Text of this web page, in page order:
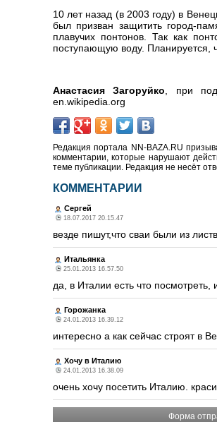
10 лет назад (в 2003 году) в
был призван защитить город-
плавучих понтонов. Так как
поступающую воду. Планируется,
Анастасия Загоруйко, при
en.wikipedia.org
Редакция портала NN-BAZA.RU
комментарии, которые нарушают
теме публикации. Редакция не несёт
КОММЕНТАРИИ
Сергей
18.07.2017 20.15.47
везде пишут,что сваи были из
Итальянка
25.01.2013 16.57.50
да, в Италии есть что посмотреть,
Горожанка
24.01.2013 16.39.12
интересно а как сейчас строят в
Хочу в Италию
24.01.2013 16.38.09
очень хочу посетить Италию.
Форма